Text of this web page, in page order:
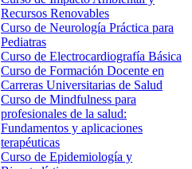
Recursos Renovables
Curso de Neurología Práctica para
Pediatras
Curso de Electrocardiografía Básica
Curso de Formación Docente en
Carreras Universitarias de Salud
Curso de Mindfulness para
profesionales de la salud:
Fundamentos y aplicaciones
terapéuticas
Curso de Epidemiología y